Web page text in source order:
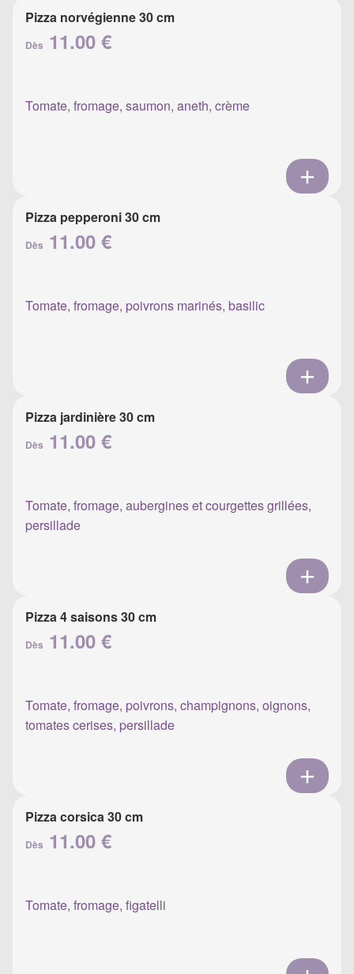
Pizza norvégienne 30 cm
Dès 11.00 €
Tomate, fromage, saumon, aneth, crème
Pizza pepperoni 30 cm
Dès 11.00 €
Tomate, fromage, poivrons marinés, basilic
Pizza jardinière 30 cm
Dès 11.00 €
Tomate, fromage, aubergines et courgettes grillées,
persillade
Pizza 4 saisons 30 cm
Dès 11.00 €
Tomate, fromage, poivrons, champignons, oignons,
tomates cerises, persillade
Pizza corsica 30 cm
Dès 11.00 €
Tomate, fromage, figatelli